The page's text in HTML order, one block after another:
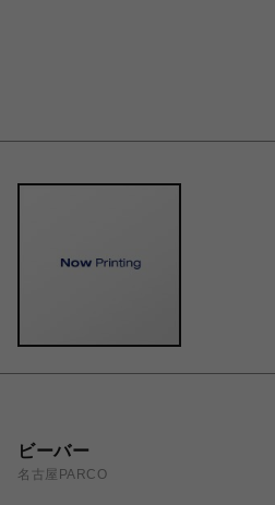
ビーバー
名古屋PARCO